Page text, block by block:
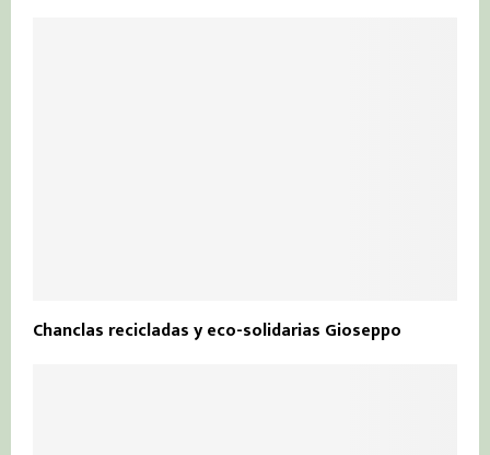
Chanclas recicladas y eco-solidarias Gioseppo